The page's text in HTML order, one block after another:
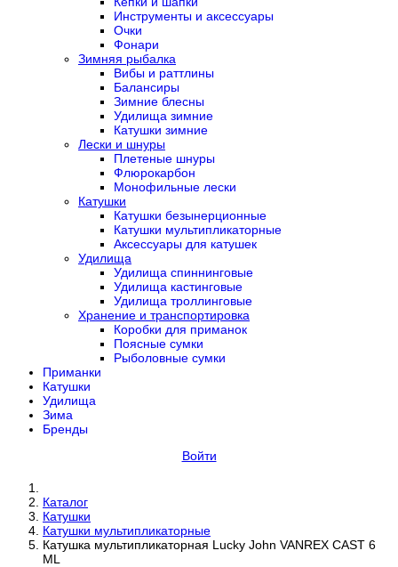
Инструменты и аксессуары
Очки
Фонари
Зимняя рыбалка
Вибы и раттлины
Балансиры
Зимние блесны
Удилища зимние
Катушки зимние
Лески и шнуры
Плетеные шнуры
Флюрокарбон
Монофильные лески
Катушки
Катушки безынерционные
Катушки мультипликаторные
Аксессуары для катушек
Удилища
Удилища спиннинговые
Удилища кастинговые
Удилища троллинговые
Хранение и транспортировка
Коробки для приманок
Поясные сумки
Рыболовные сумки
Приманки
Катушки
Удилища
Зима
Бренды
Войти
Каталог
Катушки
Катушки мультипликаторные
Катушка мультипликаторная Lucky John VANREX CAST 6
ML